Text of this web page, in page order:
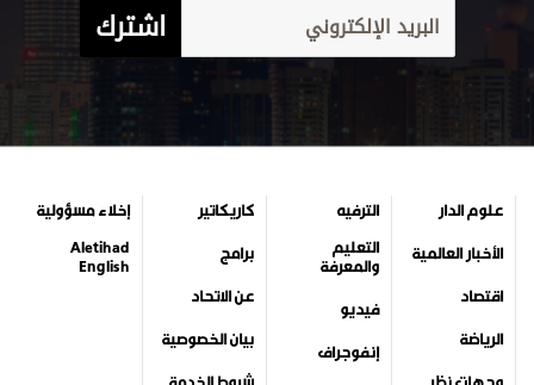
اشترك
علوم الدار
الأخبار العالمية
اقتصاد
الرياضة
الترفيه
التعليم
والمعرفة
فيديو
إنفوجراف
كاريكاتير
برامج
عن الاتحاد
بيان الخصوصية
إخلاء مسؤولية
Aletihad
English